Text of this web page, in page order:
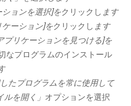
ョンを選択]をクリックし ます
ーション]をクリックし ます
プリケーションを見つける]を
なプログラムのインストール
したプログラムを常に使用して
ルを開く」 オプションを選択